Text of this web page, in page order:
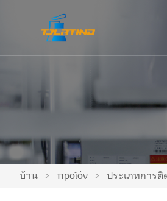
บ้าน > προϊόν > ประเภทการ